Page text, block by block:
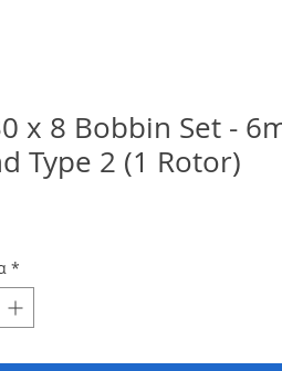
x 8 Bobbin Set -
Type 2 (1 Rotor)
*